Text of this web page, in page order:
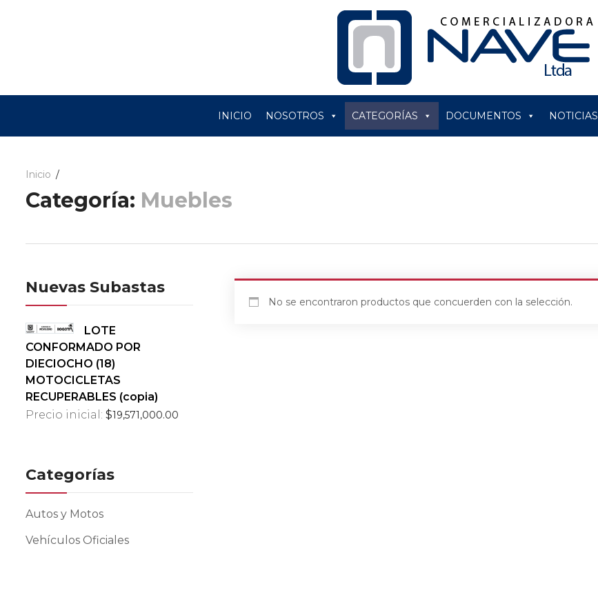
INICIO NOSOTROS CATEGORÍAS DOCUMENTOS NOTICIAS
Inicio
Categoría: Muebles
Nuevas Subastas
LOTE
CONFORMADO POR
DIECIOCHO (18)
MOTOCICLETAS
RECUPERABLES (copia)
Precio inicial: $19,571,000.00
Categorías
Autos y Motos
Vehículos Oficiales
No se encontraron productos que concuerden con la selección.